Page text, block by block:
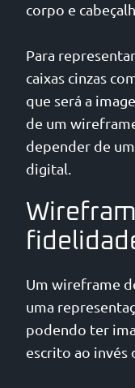
corpo e
Para
caixas cinzas
que será a
de um
depender de
digital.
Um wireframe
uma
podendo ter
escrito ao invés